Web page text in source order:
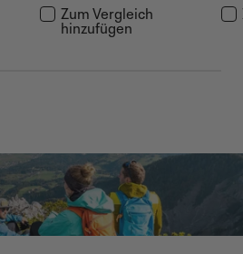
Zum Vergleich
hinzufügen